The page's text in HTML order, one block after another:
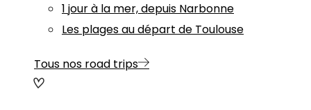
1 jour à la mer, depuis Narbonne
Les plages au départ de Toulouse
Tous nos road trips